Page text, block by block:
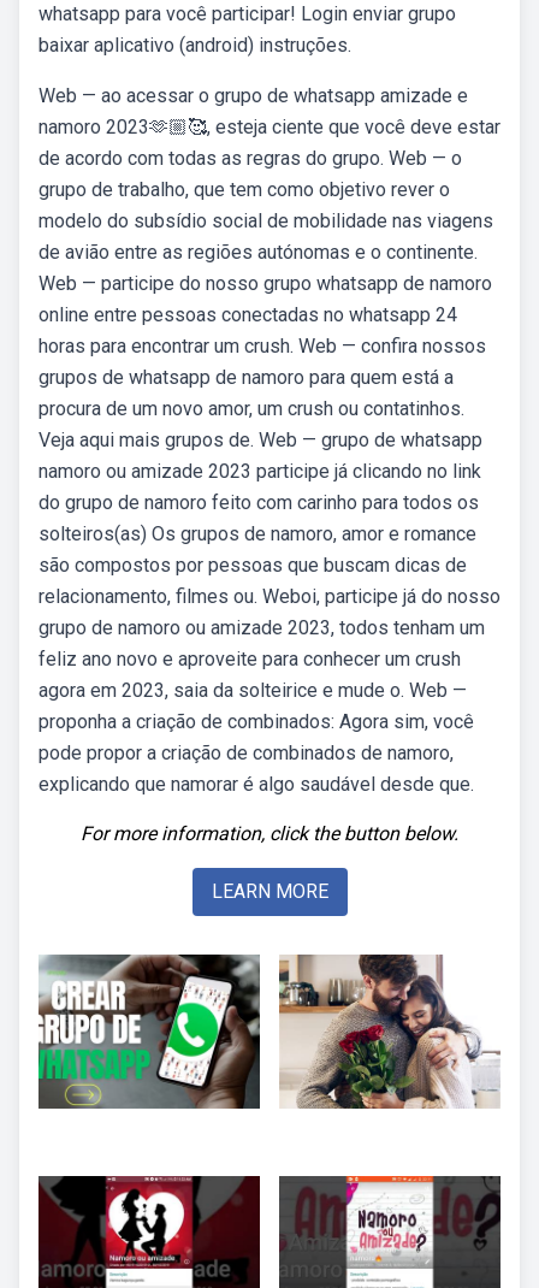
whatsapp para você participar! Login enviar grupo
baixar aplicativo (android) instruções.
Web — ao acessar o grupo de whatsapp amizade e
namoro 2023🫶🏼🥰, esteja ciente que você deve estar
de acordo com todas as regras do grupo. Web — o
grupo de trabalho, que tem como objetivo rever o
modelo do subsídio social de mobilidade nas viagens
de avião entre as regiões autónomas e o continente.
Web — participe do nosso grupo whatsapp de namoro
online entre pessoas conectadas no whatsapp 24
horas para encontrar um crush. Web — confira nossos
grupos de whatsapp de namoro para quem está a
procura de um novo amor, um crush ou contatinhos.
Veja aqui mais grupos de. Web — grupo de whatsapp
namoro ou amizade 2023 participe já clicando no link
do grupo de namoro feito com carinho para todos os
solteiros(as) Os grupos de namoro, amor e romance
são compostos por pessoas que buscam dicas de
relacionamento, filmes ou. Weboi, participe já do nosso
grupo de namoro ou amizade 2023, todos tenham um
feliz ano novo e aproveite para conhecer um crush
agora em 2023, saia da solteirice e mude o. Web —
proponha a criação de combinados: Agora sim, você
pode propor a criação de combinados de namoro,
explicando que namorar é algo saudável desde que.
For more information, click the button below.
LEARN MORE